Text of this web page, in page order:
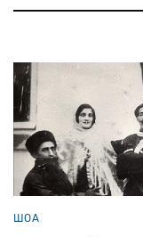
ШОА